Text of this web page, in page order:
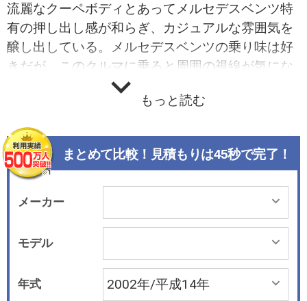
流麗なクーペボディとあってメルセデスベンツ特
有の押し出し感が和らぎ、カジュアルな雰囲気を
醸し出している。メルセデスベンツの乗り味は好
きだが、このクルマに乗ると周囲の視線が気にな
って…、と感じるメルセデスファンにはピッタリ
の選択肢だろう。2003年5月にはカブリオレが5年
ート後部に完全に格納されるソフトトップは、開
閉を電動フルオートタイプとし、開閉時間の短
縮、そしてリモートコントロールによる操作も可
能とした。安全面でも、オープンボディに対応し
てピラー部分などのボディ各部を強化したこと
や、SRSエアバックを2段階コントロールにする
などの装備も加わった。
もっと読む
まとめて比較！見積もりは45秒で完了！
メーカー
モデル
年式